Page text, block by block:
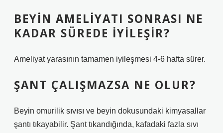
BEYIN AMELIYATI SONRASI NE
KADAR SÜREDE IYILEŞIR?
Ameliyat yarasının tamamen iyileşmesi 4-6 hafta sürer.
ŞANT ÇALIŞMAZSA NE OLUR?
Beyin omurilik sıvısı ve beyin dokusundaki kimyasallar
şantı tıkayabilir. Şant tıkandığında, kafadaki fazla sıvı